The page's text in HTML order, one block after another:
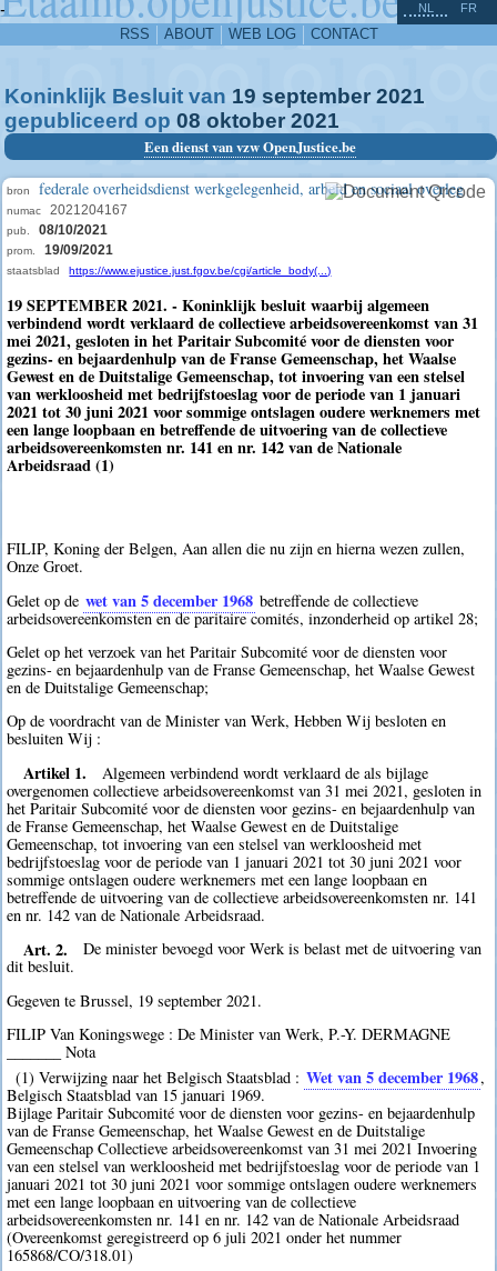
-
RSS ABOUT WEB LOG CONTACT
NL FR
Koninklijk Besluit van 19 september 2021
gepubliceerd op 08 oktober 2021
Een dienst van vzw OpenJustice.be
bron federale overheidsdienst werkgelegenheid, arbeid en sociaal overleg
numac 2021204167
pub. 08/10/2021
prom. 19/09/2021
staatsblad https://www.ejustice.just.fgov.be/cgi/article_body(...)
19 SEPTEMBER 2021. - Koninklijk besluit waarbij algemeen
verbindend wordt verklaard de collectieve arbeidsovereenkomst van 31
mei 2021, gesloten in het Paritair Subcomité voor de diensten voor
gezins- en bejaardenhulp van de Franse Gemeenschap, het Waalse
Gewest en de Duitstalige Gemeenschap, tot invoering van een stelsel
van werkloosheid met bedrijfstoeslag voor de periode van 1 januari
2021 tot 30 juni 2021 voor sommige ontslagen oudere werknemers met
een lange loopbaan en betreffende de uitvoering van de collectieve
arbeidsovereenkomsten nr. 141 en nr. 142 van de Nationale
Arbeidsraad (1)
FILIP, Koning der Belgen, Aan allen die nu zijn en hierna wezen zullen,
Onze Groet.
Gelet op de wet van 5 december 1968 betreffende de collectieve
arbeidsovereenkomsten en de paritaire comités, inzonderheid op artikel 28;
Gelet op het verzoek van het Paritair Subcomité voor de diensten voor
gezins- en bejaardenhulp van de Franse Gemeenschap, het Waalse Gewest
en de Duitstalige Gemeenschap;
Op de voordracht van de Minister van Werk, Hebben Wij besloten en
besluiten Wij :
Artikel 1.
Algemeen verbindend wordt verklaard de als bijlage
overgenomen collectieve arbeidsovereenkomst van 31 mei 2021, gesloten in
het Paritair Subcomité voor de diensten voor gezins- en bejaardenhulp van
de Franse Gemeenschap, het Waalse Gewest en de Duitstalige
Gemeenschap, tot invoering van een stelsel van werkloosheid met
bedrijfstoeslag voor de periode van 1 januari 2021 tot 30 juni 2021 voor
sommige ontslagen oudere werknemers met een lange loopbaan en
betreffende de uitvoering van de collectieve arbeidsovereenkomsten nr. 141
en nr. 142 van de Nationale Arbeidsraad.
Art. 2.
De minister bevoegd voor Werk is belast met de uitvoering van
dit besluit.
Gegeven te Brussel, 19 september 2021.
FILIP Van Koningswege : De Minister van Werk, P.-Y. DERMAGNE
_______ Nota
(1) Verwijzing naar het Belgisch Staatsblad : Wet van 5 december 1968,
Belgisch Staatsblad van 15 januari 1969.
Bijlage Paritair Subcomité voor de diensten voor gezins- en bejaardenhulp
van de Franse Gemeenschap, het Waalse Gewest en de Duitstalige
Gemeenschap Collectieve arbeidsovereenkomst van 31 mei 2021 Invoering
van een stelsel van werkloosheid met bedrijfstoeslag voor de periode van 1
januari 2021 tot 30 juni 2021 voor sommige ontslagen oudere werknemers
met een lange loopbaan en uitvoering van de collectieve
arbeidsovereenkomsten nr. 141 en nr. 142 van de Nationale Arbeidsraad
(Overeenkomst geregistreerd op 6 juli 2021 onder het nummer
165868/CO/318.01)
^